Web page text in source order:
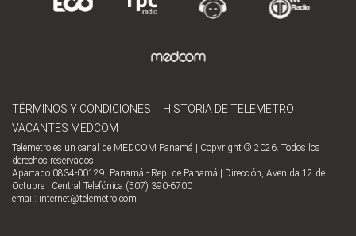
TÉRMINOS Y CONDICIONES
HISTORIA DE TELEMETRO
VACANTES MEDCOM
Telemetro es un canal de MEDCOM Panamá | Copyright © 2026. Todos los
derechos reservados.
Apartado 0834-00129, Panamá - Rep. de Panamá | Dirección, Avenida 12 de
Octubre | Central Telefónica (507) 390-6700
email: internet@telemetro.com